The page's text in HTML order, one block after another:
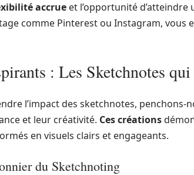
accrue et l’opportunité
comme Pinterest ou Instagram, vous
: Les Sketchnotes
l’impact des sketchnotes, penchons-
et leur créativité. Ces créations
en visuels clairs et engageants.
du Sketchnoting